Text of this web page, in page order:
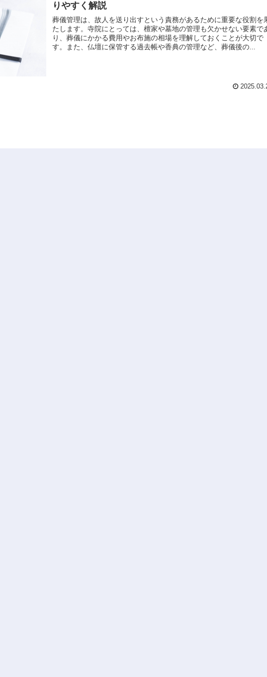
りやすく解説
葬儀管理は、故人を送り出すという責務があるために重要な役割を
たします。寺院にとっては、檀家や墓地の管理も欠かせない要素で
り、葬儀にかかる費用やお布施の相場を理解しておくことが大切で
す。また、仏壇に保管する過去帳や香典の管理など、葬儀後の...